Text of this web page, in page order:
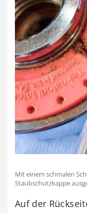
Mit einem schmalen
Staubschutzkappe
Auf der